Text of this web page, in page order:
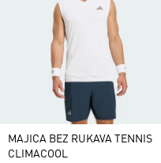
MAJICA BEZ RUKAVA TENNIS
CLIMACOOL